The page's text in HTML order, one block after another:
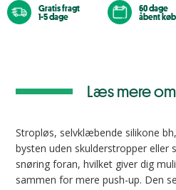
Gratis fragt
1-5 dage
60 dage
åbent køb
Læs mere
Stropløs, selvklæbende silikone
bysten uden skulderstropper eller
snøring foran, hvilket giver dig
sammen for mere push-up. Den